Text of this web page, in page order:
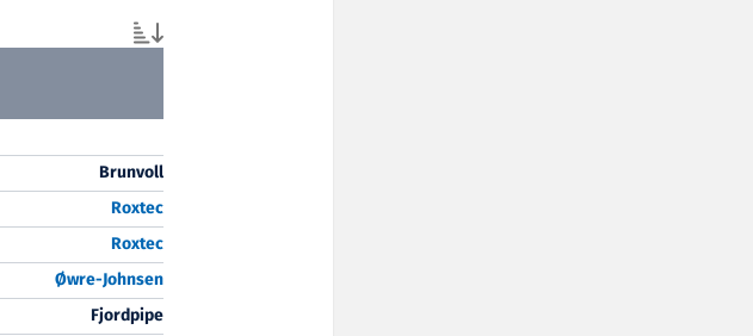
Brunvoll
Roxtec
Roxtec
Øwre-Johnsen
Fjordpipe